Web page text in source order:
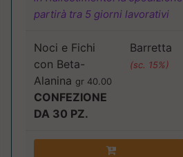
partirà tra 5 giorni lavorativi
Noci e Fichi
con Beta-
Alanina gr 40.00
CONFEZIONE
DA 30 PZ.
Barretta
(sc. 15%)